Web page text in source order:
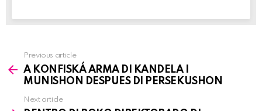
more
Previous article
A KONFISKÁ ARMA DI KANDELA I
MUNISHON DESPUES DI PERSEKUSHON
Next article